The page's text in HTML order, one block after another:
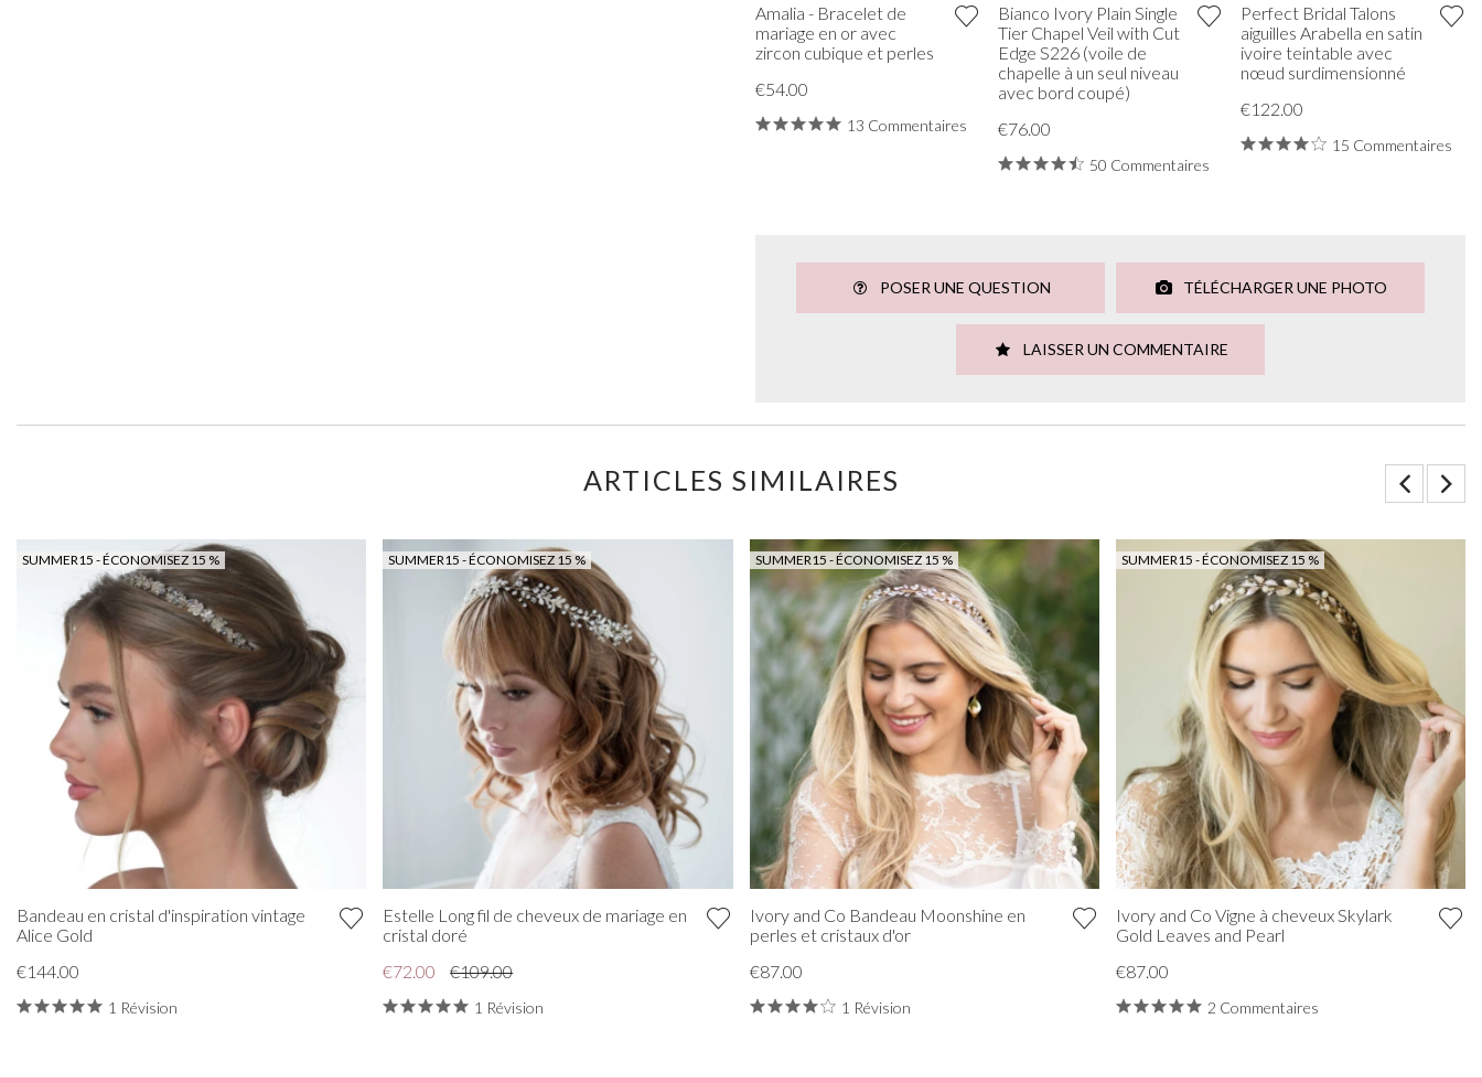
Amalia - Bracelet de
mariage en or avec
zircon cubique et perles
€54.00
13 Commentaires
Bianco Ivory Plain Single
Tier Chapel Veil with Cut
Edge S226 (voile de
chapelle à un seul niveau
avec bord coupé)
€76.00
50 Commentaires
Perfect Bridal Talons
aiguilles Arabella en satin
ivoire teintable avec
nœud surdimensionné
€122.00
15 Commentaires
POSER UNE QUESTION TÉLÉCHARGER UNE PHOTO
LAISSER UN COMMENTAIRE
ARTICLES SIMILAIRES
SUMMER15 - ÉCONOMISEZ 15 %
Bandeau en cristal d'inspiration vintage
Alice Gold
€144.00
1 Révision
SUMMER15 - ÉCONOMISEZ 15 %
Estelle Long fil de cheveux de mariage en
cristal doré
€72.00
€109.00
1 Révision
SUMMER15 - ÉCONOMISEZ 15 %
Ivory and Co Bandeau Moonshine en
perles et cristaux d'or
€87.00
1 Révision
SUMMER15 - ÉCONOMISEZ 15 %
Ivory and Co Vigne à cheveux Skylark
Gold Leaves and Pearl
€87.00
2 Commentaires